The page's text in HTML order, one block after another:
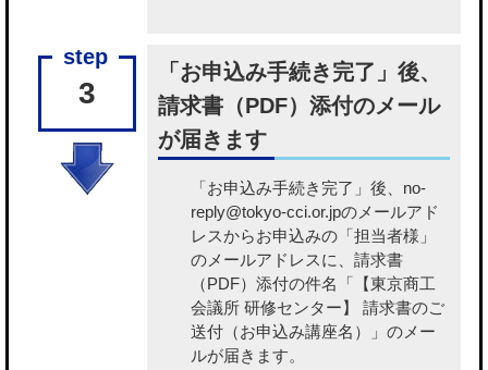
3
「お申込み手続き完了」後、
請求書（PDF）添付のメール
が届きます
「お申込み手続き完了」後、no-
reply@tokyo-cci.or.jpのメールアド
レスからお申込みの「担当者様」
のメールアドレスに、請求書
（PDF）添付の件名「【東京商工
会議所 研修センター】 請求書のご
送付（お申込み講座名）」のメー
ルが届きます。